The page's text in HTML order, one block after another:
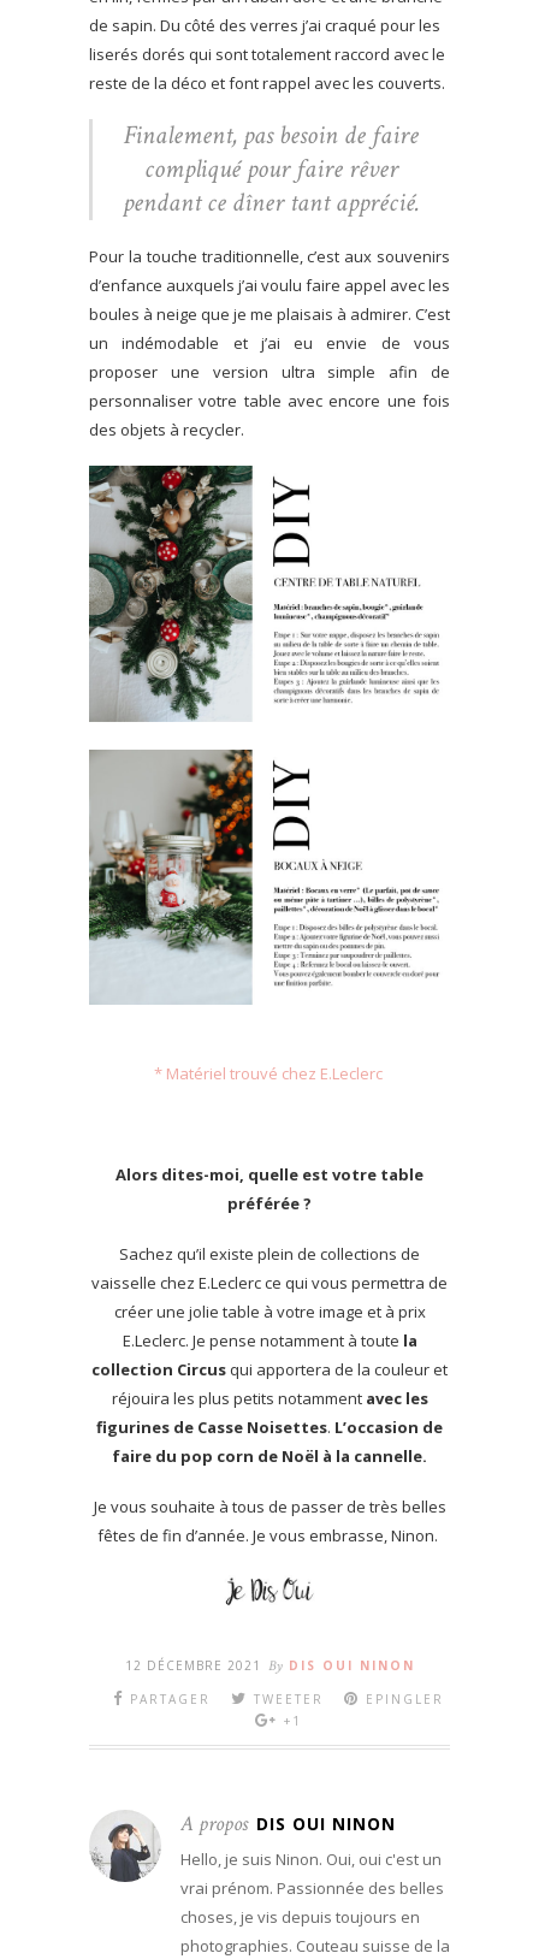
de sapin. Du côté des verres j’ai craqué pour les
liserés dorés qui sont totalement raccord avec le
reste de la déco et font rappel avec les couverts.
Finalement, pas besoin de faire
compliqué pour faire rêver
pendant ce dîner tant apprécié.
Pour la touche traditionnelle, c’est aux souvenirs
d’enfance auxquels j’ai voulu faire appel avec les
boules à neige que je me plaisais à admirer. C’est
un indémodable et j’aieu envie de vous
proposer une version ultra simple afin de
personnaliser votre table avec encore une fois
des objets à recycler.
* Matériel trouvé chez E.Leclerc
Alors dites-moi, quelle est votre table
préférée ?
Sachez qu’il existe plein de collections de
vaisselle chez E.Leclerc ce qui vous permettra de
créer une jolie table à votre image et à prix
E.Leclerc. Je pense notamment à toute la
collection Circusqui apportera de la couleur et
réjouira les plus petits notamment avec les
figurines de Casse Noisettes. L’occasion de
faire du pop corn de Noël à la cannelle.
Je vous souhaite à tous de passer de très belles
fêtes de fin d’année. Je vous embrasse, Ninon.
12 DÉCEMBRE 2021 By DIS OUI NINON
PARTAGER
TWEETER
EPINGLER
+1
A propos DIS OUI NINON
Hello, je suis Ninon. Oui, oui c'est un
vrai prénom. Passionnée des belles
choses, je vis depuis toujours en
photographies. Couteau suisse de la